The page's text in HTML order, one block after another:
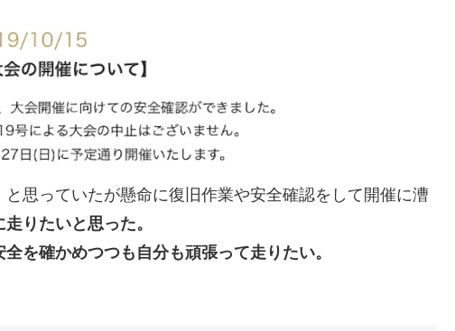
思っていたが懸命に復旧作業や安全確認をして開催に漕
りたいと思った。
を確かめつつも自分も頑張って走りたい。